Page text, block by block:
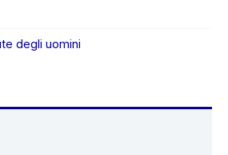
degli uomini